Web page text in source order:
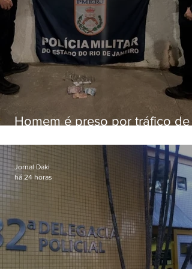
Homem é preso por tráfico de
Jornal Daki
há 24 horas